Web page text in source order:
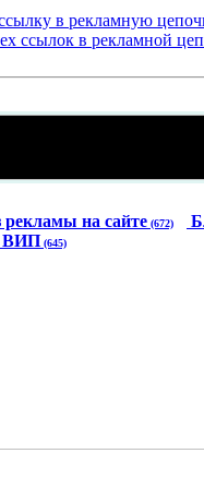
рекламы на сайте (672)
ВИП (645)